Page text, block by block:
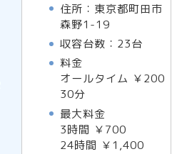
住所：東京都町田市
森野1-19
収容台数：23台
料金
オールタイム ￥200
30分
最大料金
3時間 ￥700
24時間 ￥1,400